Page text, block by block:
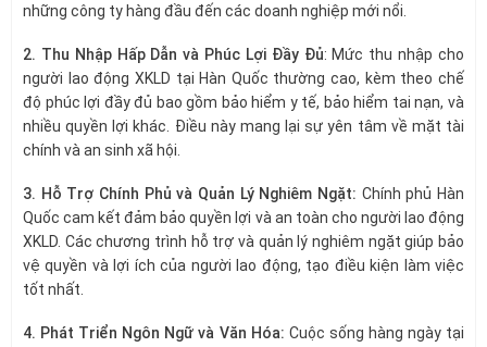
những công ty hàng đầu đến các doanh nghiệp mới nổi.
2. Thu Nhập Hấp Dẫn và Phúc Lợi Đầy Đủ: Mức thu nhập cho
người lao động XKLD tại Hàn Quốc thường cao, kèm theo chế
độ phúc lợi đầy đủ bao gồm bảo hiểm y tế, bảo hiểm tai nạn, và
nhiều quyền lợi khác. Điều này mang lại sự yên tâm về mặt tài
chính và an sinh xã hội.
3. Hỗ Trợ Chính Phủ và Quản Lý Nghiêm Ngặt: Chính phủ Hàn
Quốc cam kết đảm bảo quyền lợi và an toàn cho người lao động
XKLD. Các chương trình hỗ trợ và quản lý nghiêm ngặt giúp bảo
vệ quyền và lợi ích của người lao động, tạo điều kiện làm việc
tốt nhất.
4. Phát Triển Ngôn Ngữ và Văn Hóa: Cuộc sống hàng ngày tại